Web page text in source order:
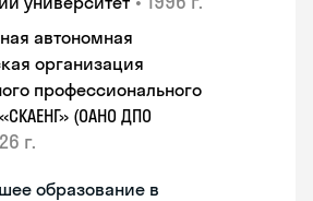
автономная
организация
профессионального
(ОАНО ДПО
г.
образование в